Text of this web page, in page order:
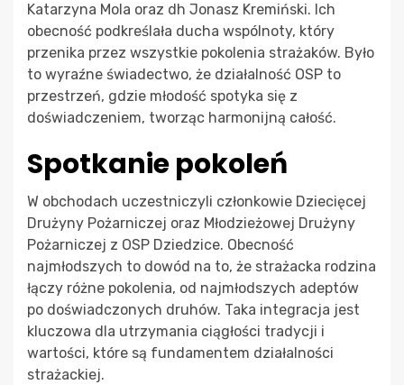
Katarzyna Mola oraz dh Jonasz Kremiński. Ich
obecność podkreślała ducha wspólnoty, który
przenika przez wszystkie pokolenia strażaków. Było
to wyraźne świadectwo, że działalność OSP to
przestrzeń, gdzie młodość spotyka się z
doświadczeniem, tworząc harmonijną całość.
Spotkanie pokoleń
W obchodach uczestniczyli członkowie Dziecięcej
Drużyny Pożarniczej oraz Młodzieżowej Drużyny
Pożarniczej z OSP Dziedzice. Obecność
najmłodszych to dowód na to, że strażacka rodzina
łączy różne pokolenia, od najmłodszych adeptów
po doświadczonych druhów. Taka integracja jest
kluczowa dla utrzymania ciągłości tradycji i
wartości, które są fundamentem działalności
strażackiej.